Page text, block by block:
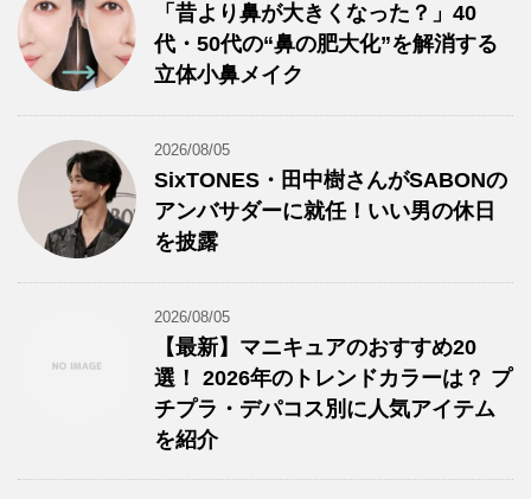
「昔より鼻が大きくなった？」40
代・50代の“鼻の肥大化”を解消する
立体小鼻メイク
2026/08/05
SixTONES・田中樹さんがSABONの
アンバサダーに就任！いい男の休日
を披露
2026/08/05
【最新】マニキュアのおすすめ20
選！ 2026年のトレンドカラーは？ プ
チプラ・デパコス別に人気アイテム
を紹介